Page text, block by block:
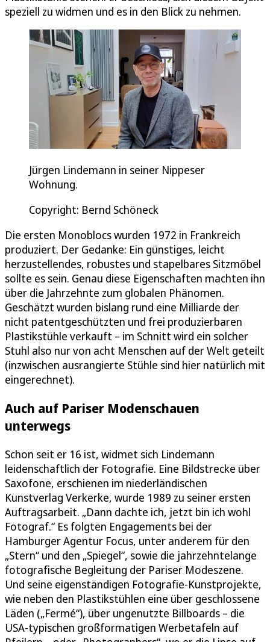
speziell zu widmen und es in den Blick zu nehmen.
Jürgen Lindemann in seiner Nippeser
Wohnung.
Copyright: Bernd Schöneck
Die ersten Monoblocs wurden 1972 in Frankreich
produziert. Der Gedanke: Ein günstiges, leicht
herzustellendes, robustes und stapelbares Sitzmöbel
sollte es sein. Genau diese Eigenschaften machten ihn
über die Jahrzehnte zum globalen Phänomen.
Geschätzt wurden bislang rund eine Milliarde der
nicht patentgeschützten und frei produzierbaren
Plastikstühle verkauft – im Schnitt wird ein solcher
Stuhl also nur von acht Menschen auf der Welt geteilt
(inzwischen ausrangierte Stühle sind hier natürlich mit
eingerechnet).
Auch auf Pariser Modenschauen
unterwegs
Schon seit er 16 ist, widmet sich Lindemann
leidenschaftlich der Fotografie. Eine Bildstrecke über
Saxofone, erschienen im niederländischen
Kunstverlag Verkerke, wurde 1989 zu seiner ersten
Auftragsarbeit. „Dann dachte ich, jetzt bin ich wohl
Fotograf.“ Es folgten Engagements bei der
Hamburger Agentur Focus, unter anderem für den
„Stern“ und den „Spiegel“, sowie die jahrzehntelange
fotografische Begleitung der Pariser Modeszene.
Und seine eigenständigen Fotografie-Kunstprojekte,
wie neben den Plastikstühlen eine über geschlossene
Läden („Fermé“), über ungenutzte Billboards – die
USA-typischen großformatigen Werbetafeln auf